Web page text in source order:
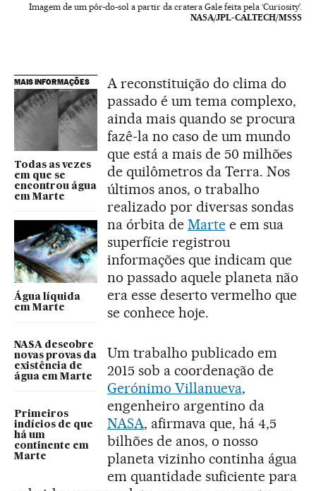
Imagem de um pôr-do-sol a partir da cratera Gale feita pela ‘Curiosity’.
NASA/JPL-CALTECH/MSSS
MAIS INFORMAÇÕES
Todas as vezes
em que se
encontrou água
em Marte
Água líquida
em Marte
NASA descobre
novas provas da
existência de
água em Marte
Primeiros
indícios de que
há um
continente em
Marte
A reconstituição do clima do
passado é um tema complexo,
ainda mais quando se procura
fazê-la no caso de um mundo
que está a mais de 50 milhões
de quilômetros da Terra. Nos
últimos anos, o trabalho
realizado por diversas sondas
na órbita de Martee em sua
superfície registrou
informações que indicam que
no passado aquele planeta não
era esse deserto vermelho que
se conhece hoje.
Um trabalho publicado em
2015 sob a coordenação de
Gerónimo Villanueva,
engenheiro argentino da
NASA, afirmava que, há 4,5
bilhões de anos, o nosso
planeta vizinho continha água
em quantidade suficiente para